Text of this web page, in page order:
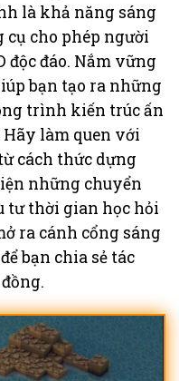
là khả năng sáng
cụ cho phép người
độc đáo. Nắm vững
bạn tạo ra những
trình kiến trúc ấn
làm quen với
cách thức dựng
những chuyển
tư thời gian học hỏi
ra cánh cổng sáng
bạn chia sẻ tác